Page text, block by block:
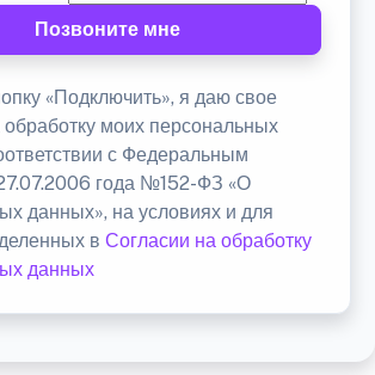
Позвоните мне
«Подключить», я даю свое
обработку моих персональных
с Федеральным
года №152-ФЗ «О
данных», на условиях и для
в Согласии на обработку
данных